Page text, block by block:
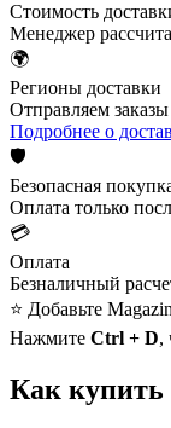
Стоимость
Менеджер
🌍
Регионы доставки
Отправляем
Подробнее о
🛡️
Безопасная
Оплата только
💳
Оплата
Безналичный
⭐ Добавьте
Нажмите Ctrl + D,
Как купить